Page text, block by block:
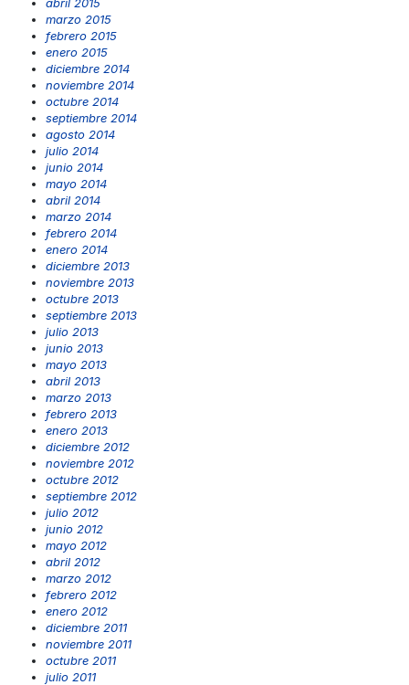
marzo 2015
febrero 2015
enero 2015
diciembre 2014
noviembre 2014
octubre 2014
septiembre 2014
agosto 2014
julio 2014
junio 2014
mayo 2014
abril 2014
marzo 2014
febrero 2014
enero 2014
diciembre 2013
noviembre 2013
octubre 2013
septiembre 2013
julio 2013
junio 2013
mayo 2013
abril 2013
marzo 2013
febrero 2013
enero 2013
diciembre 2012
noviembre 2012
octubre 2012
septiembre 2012
julio 2012
junio 2012
mayo 2012
abril 2012
marzo 2012
febrero 2012
enero 2012
diciembre 2011
noviembre 2011
octubre 2011
julio 2011